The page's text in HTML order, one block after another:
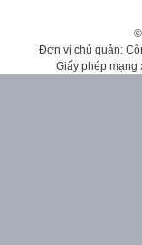
Đơn vị chủ quản:
Giấy phép mạng